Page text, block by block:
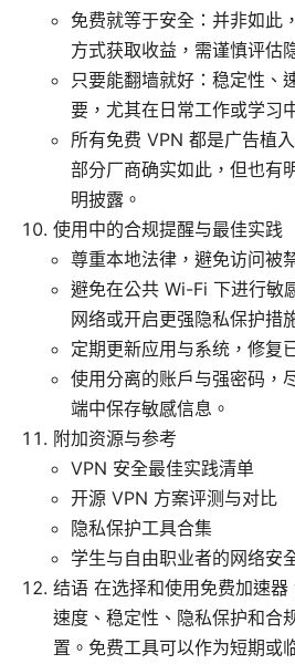
免费就等于安全：并非如此
方式获取收益，需谨慎评估
只要能翻墙就好：稳定性、
要，尤其在日常工作或学习
所有免费 VPN 都是广告植
部分厂商确实如此，但也有
明披露。
使用中的合规提醒与最佳实践
尊重本地法律，避免访问被
避免在公共 Wi-Fi 下进行敏
网络或开启更强隐私保护措
定期更新应用与系统，修复
使用分离的账户与强密码，
端中保存敏感信息。
附加资源与参考
VPN 安全最佳实践清单
开源 VPN 方案评测与对比
隐私保护工具合集
学生与自由职业者的网络安
结语 在选择和使用免费加速
速度、稳定性、隐私保护和合
置。免费工具可以作为短期或